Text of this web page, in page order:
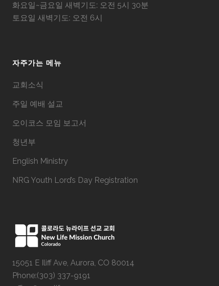
화요일~금요일 새벽기도: 오전 5시 30분
토요일 새벽기도: 오전 6시
자주가는 메뉴
교회소식
주일 예배 설교
오이코스 모임 보고서
청년부
English Ministry
NRG Youth Lord’s Day Registration
15051 E Iliff Ave, Aurora, CO 80014
Phone:(303) 337-9191